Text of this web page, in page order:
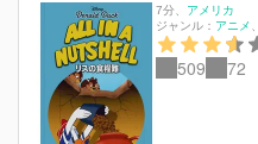
7分
アメリカ
ジャンル： アニメ
509 72